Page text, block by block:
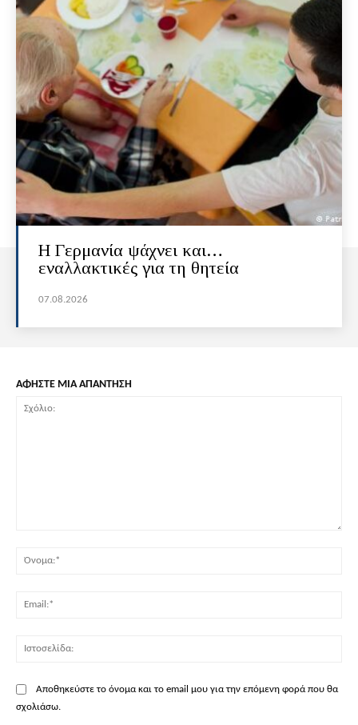
H Γερμανία ψάχνει και…
εναλλακτικές για τη θητεία
07.08.2026
ΑΦΗΣΤΕ ΜΙΑ ΑΠΑΝΤΗΣΗ
Αποθηκεύστε το όνομα και το email μου για την επόμενη φορά που θα
σχολιάσω.